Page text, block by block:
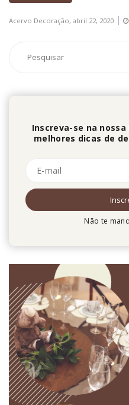
Acervo Decoração, abril 22, 2020
Inscreva-se na
melhores dicas de
Não te